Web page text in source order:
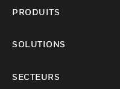
PRODUITS
SOLUTIONS
SECTEURS